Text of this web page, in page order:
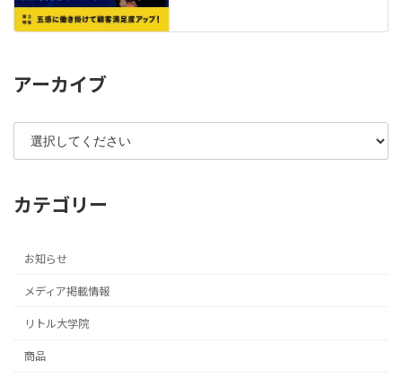
アーカイブ
カテゴリー
お知らせ
メディア掲載情報
リトル大学院
商品